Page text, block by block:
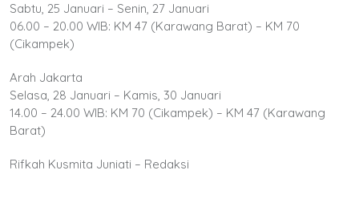
Sabtu, 25 Januari – Senin, 27 Januari
06.00 – 20.00 WIB: KM 47 (Karawang Barat) – KM 70
(Cikampek)
Arah Jakarta
Selasa, 28 Januari – Kamis, 30 Januari
14.00 – 24.00 WIB: KM 70 (Cikampek) – KM 47 (Karawang
Barat)
Rifkah Kusmita Juniati – Redaksi